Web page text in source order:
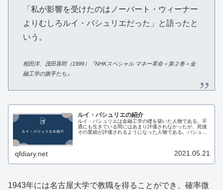
「私が影響を受けたのはノーバート・ウィーナー
よりむしろルイ・バシュリエだった」と語ったと
いう。
相田洋、茂田喜郎（1999）『NHKスペシャル マネー革命＜第２巻＞金
融工学の旗手たち』
ルイ・バシュリエの紹介
ルイ・バシュリエは金融工学の礎を築いた人物である。不
遇にも生きている間にはあまり評価されなかったが、死後
その業績が評価されるようになった人物である。バシュリ
qfdiary.net 2021.05.21
1943年には名古屋大学で教職を得ることができ、確率微